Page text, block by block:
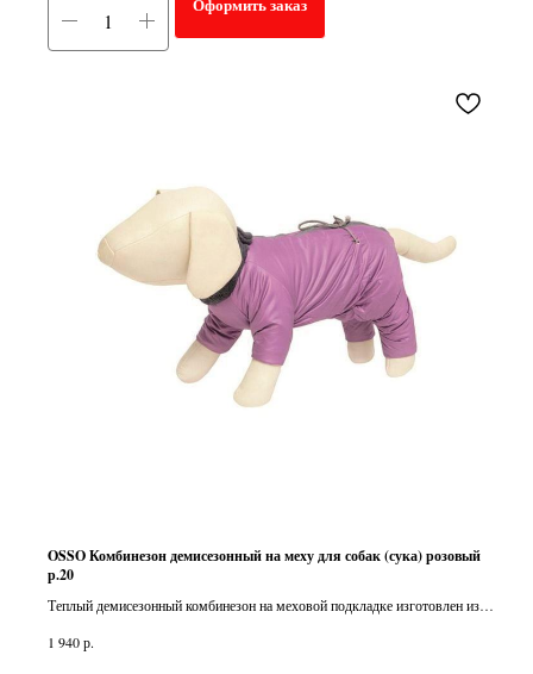
OSSO Комбинезон демисезонный на меху для собак (сука) розовый
р.20
Теплый демисезонный комбинезон на меховой подкладке изготовлен из
удобство при надевании.
1 940р.